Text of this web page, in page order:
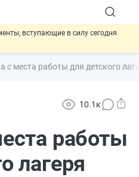
вступающие в силу сегодня
продажи опасных товаров через
в документах предлагают
с места работы для детского
10.1к
работы
лагеря